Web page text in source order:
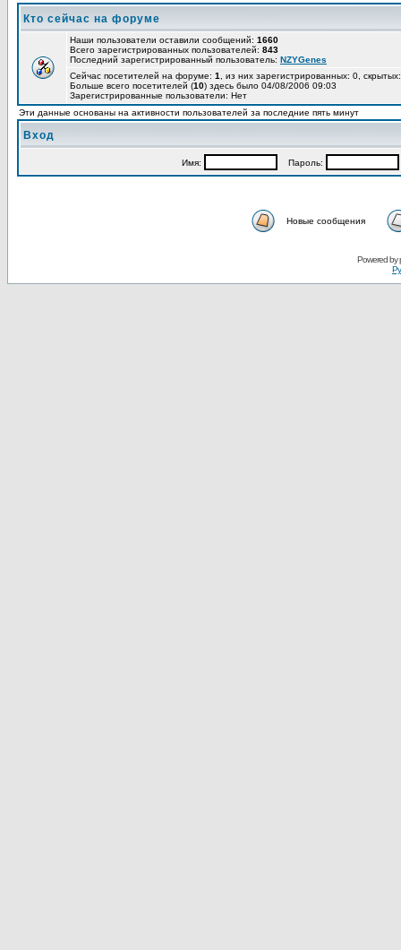
Кто сейчас на форуме
Наши пользователи оставили сообщений: 1660
Всего зарегистрированных пользователей: 843
Последний зарегистрированный пользователь: NZYGenes
Сейчас посетителей на форуме: 1
, из них зарегистрированных: 0,
Больше всего посетителей (10) здесь было 04/08/2006 09:03
Зарегистрированные пользователи: Нет
Эти данные основаны на активности пользователей за последние пять минут
Вход
Имя: Пароль:
Новые сообщения
Powered by